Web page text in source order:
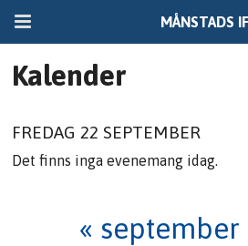
MÅNSTADS IF
Kalender
FREDAG 22 SEPTEMBER
Det finns inga evenemang idag.
« september